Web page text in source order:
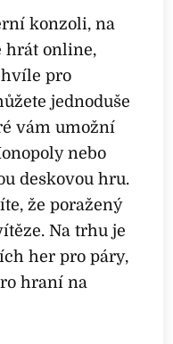
konzoli, na
hrát online,
pro
jednoduše
vám umožní
nebo
deskovou hru.
že poražený
Na trhu je
her pro páry,
hraní na